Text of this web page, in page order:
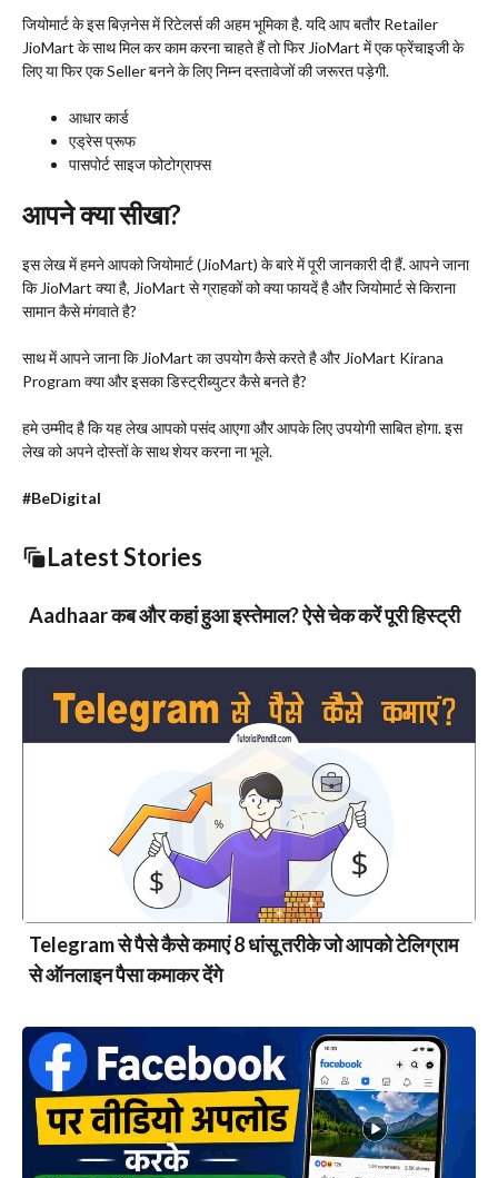
जियोमार्ट के इस बिज़नेस में रिटेलर्स की अहम भूमिका है. यदि आप बतौर Retailer
JioMart के साथ मिल कर काम करना चाहते हैं तो फिर JioMart में एक फ्रेंचाइजी के
लिए या फिर एक Seller बनने के लिए निम्न दस्तावेजों की जरूरत पड़ेगी.
आधार कार्ड
एड्रेस प्रूफ
पासपोर्ट साइज फोटोग्राफ्स
आपने क्या सीखा?
इस लेख में हमने आपको जियोमार्ट (JioMart) के बारे में पूरी जानकारी दी हैं. आपने जाना
कि JioMart क्या है, JioMart से ग्राहकों को क्या फायदें है और जियोमार्ट से किराना
सामान कैसे मंगवाते है?
साथ में आपने जाना कि JioMart का उपयोग कैसे करते है और JioMart Kirana
Program क्या और इसका डिस्ट्रीब्युटर कैसे बनते है?
हमे उम्मीद है कि यह लेख आपको पसंद आएगा और आपके लिए उपयोगी साबित होगा. इस
लेख को अपने दोस्तों के साथ शेयर करना ना भूले.
#BeDigital
Latest Stories
Aadhaar कब और कहां हुआ इस्तेमाल? ऐसे चेक करें पूरी हिस्ट्री
Telegram से पैसे कैसे कमाएं 8 धांसू तरीके जो आपको टेलिग्राम
से ऑनलाइन पैसा कमाकर देंगे